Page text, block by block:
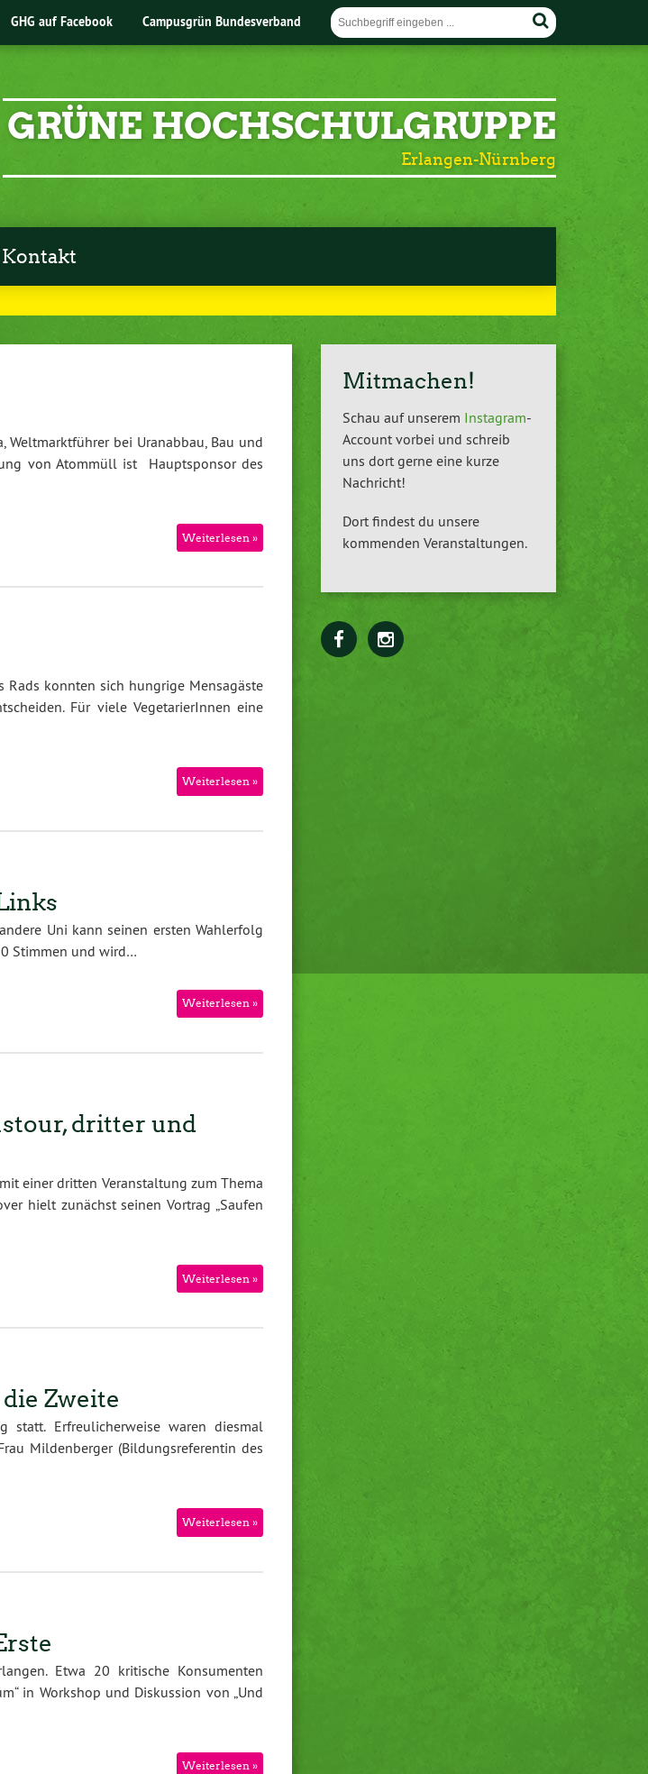
GHG auf Facebook Campusgrün Bundesverband
GRÜNE HOCHSCHULGRUPPE
Erlangen-Nürnberg
Kontakt
Weltmarktführer bei Uranabbau, Bau und
von Atommüll ist Hauptsponsor des
Weiterlesen »
Rads konnten sich hungrige Mensagäste
Für viele VegetarierInnen eine
Weiterlesen »
Uni kann seinen ersten Wahlerfolg
Stimmen und wird…
Weiterlesen »
dritter und
einer dritten Veranstaltung zum Thema
hielt zunächst seinen Vortrag „Saufen
Weiterlesen »
Zweite
statt. Erfreulicherweise waren diesmal
Mildenberger (Bildungsreferentin des
Weiterlesen »
Etwa 20 kritische Konsumenten
in Workshop und Diskussion von „Und
Weiterlesen »
Mitmachen!
Schau auf unserem Instagram-
Account vorbei und schreib
uns dort gerne eine kurze
Nachricht!
Dort findest du unsere
kommenden Veranstaltungen.